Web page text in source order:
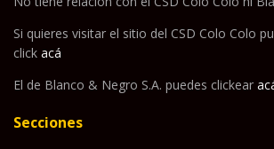
Si quieres visitar el sitio del CSD Colo Colo
click acá
El de Blanco & Negro S.A. puedes clickear
Secciones